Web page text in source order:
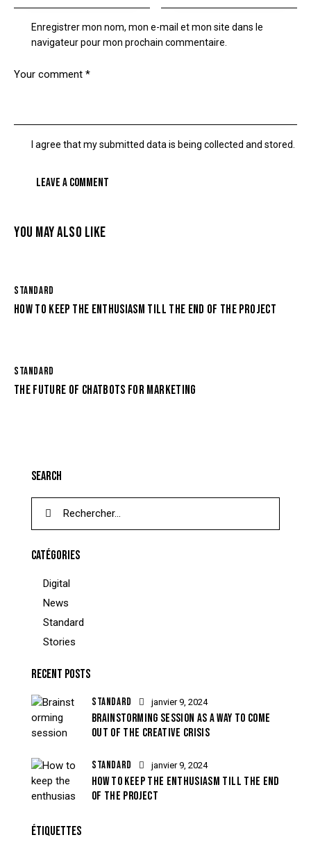
Enregistrer mon nom, mon e-mail et mon site dans le
navigateur pour mon prochain commentaire.
I agree that my submitted data is being collected and stored.
YOU MAY ALSO LIKE
STANDARD
HOW TO KEEP THE ENTHUSIASM TILL THE END OF THE PROJECT
STANDARD
THE FUTURE OF CHATBOTS FOR MARKETING
SEARCH
CATÉGORIES
Digital
News
Standard
Stories
RECENT POSTS
STANDARD janvier 9, 2024
BRAINSTORMING SESSION AS A WAY TO COME
OUT OF THE CREATIVE CRISIS
STANDARD janvier 9, 2024
HOW TO KEEP THE ENTHUSIASM TILL THE END
OF THE PROJECT
ÉTIQUETTES